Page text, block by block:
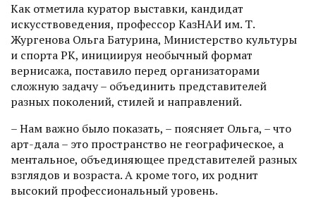
Как отметила куратор выставки, кандидат
искусствоведения, профессор КазНАИ им. Т.
Жургенова Ольга Батурина, Минис­терство культуры
и спорта РК, инициируя необычный формат
вернисажа, поставило перед организаторами
сложную задачу – объединить представителей
разных поколений, стилей и направлений.
– Нам важно было показать, – поясняет Ольга, – что
арт-дала – это пространство не геогра­фическое, а
ментальное, объединяющее представителей разных
взглядов и возраста. А кроме того, их роднит
высокий профессиональный уровень.